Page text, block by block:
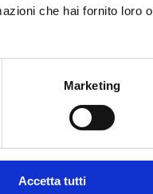
che hai fornito loro o
Marketing
Accetta tutti